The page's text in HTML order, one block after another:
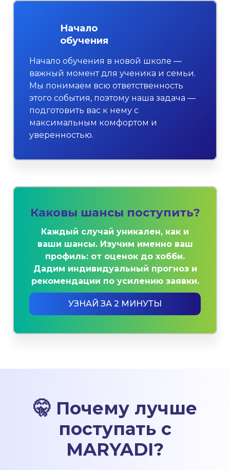
Начало
обучения
Начало обучения в новой школе —
важный момент для ученика и семьи.
Мы понимаем всю ответственность
этого события, поэтому наша задача —
подготовить вас к нему с
максимальным комфортом и
уверенностью.
Каковы шансы поступить?
Каждый случай уникален, как и
ваши шансы. Изучим именно ваш
профиль: от оценок до хобби.
Дадим индивидуальный прогноз и
рекомендации по усилению заявки.
УЗНАЙ ЗА 2 МИНУТЫ
🤫 Почему лучше
поступать с
MARYADI?